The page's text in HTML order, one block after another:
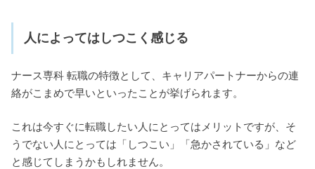
人によってはしつこく感じる
ナース専科 転職の特徴として、キャリアパートナーからの連
絡がこまめで早いといったことが挙げられます。
これは今すぐに転職したい人にとってはメリットですが、そ
うでない人にとっては「しつこい」「急かされている」など
と感じてしまうかもしれません。